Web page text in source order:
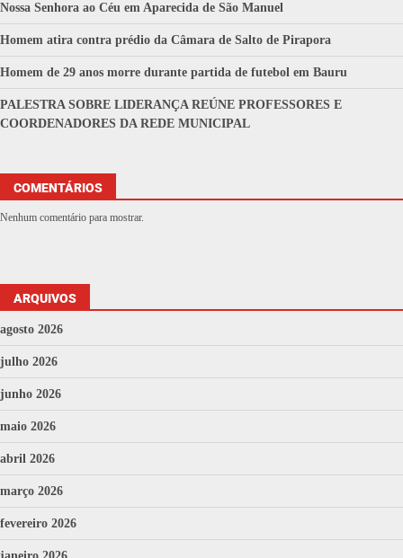
Nossa Senhora ao Céu em Aparecida de São Manuel
Homem atira contra prédio da Câmara de Salto de Pirapora
Homem de 29 anos morre durante partida de futebol em Bauru
PALESTRA SOBRE LIDERANÇA REÚNE PROFESSORES E
COORDENADORES DA REDE MUNICIPAL
COMENTÁRIOS
Nenhum comentário para mostrar.
ARQUIVOS
agosto 2026
julho 2026
junho 2026
maio 2026
abril 2026
março 2026
fevereiro 2026